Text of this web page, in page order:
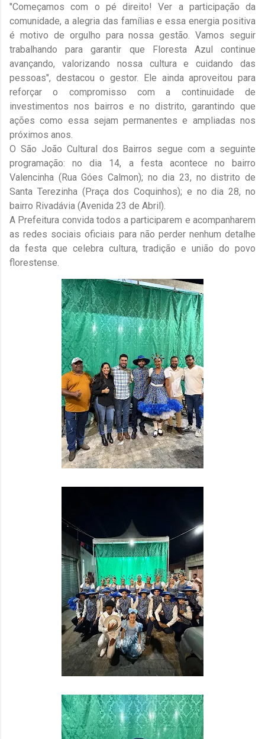
"Começamos com o pé direito! Ver a participação da
comunidade, a alegria das famílias e essa energia positiva
é motivo de orgulho para nossa gestão. Vamos seguir
trabalhando para garantir que Floresta Azul continue
avançando, valorizando nossa cultura e cuidando das
pessoas", destacou o gestor. Ele ainda aproveitou para
reforçar o compromisso com a continuidade de
investimentos nos bairros e no distrito, garantindo que
ações como essa sejam permanentes e ampliadas nos
próximos anos.
O São João Cultural dos Bairros segue com a seguinte
programação: no dia 14, a festa acontece no bairro
Valencinha (Rua Góes Calmon); no dia 23, no distrito de
Santa Terezinha (Praça dos Coquinhos); e no dia 28, no
bairro Rivadávia (Avenida 23 de Abril).
A Prefeitura convida todos a participarem e acompanharem
as redes sociais oficiais para não perder nenhum detalhe
da festa que celebra cultura, tradição e união do povo
florestense.